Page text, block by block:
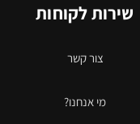
שירות לקוחות
צור קשר
מי אנחנו?